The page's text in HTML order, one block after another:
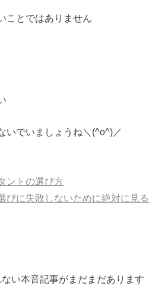
ことではありません
いでいましょうね＼(^o^)／
ントの選び方
びに失敗しないために絶対に見る
い本音記事がまだまだあります